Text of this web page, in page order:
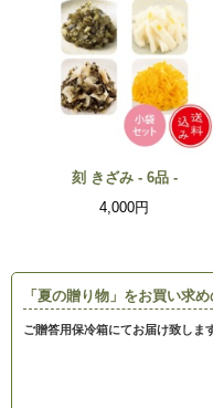
刻 きざみ - 6品 -
4,000円
「夏の贈り物」をお買い求
ご贈答用保冷箱にてお届け致しま